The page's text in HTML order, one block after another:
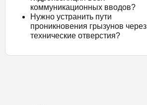
коммуникационных вводов?
Нужно устранить пути
проникновения грызунов через
технические отверстия?